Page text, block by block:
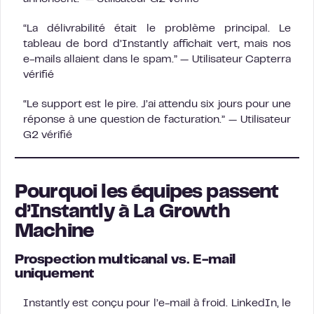
“La délivrabilité était le problème principal. Le
tableau de bord d’Instantly affichait vert, mais nos
e-mails allaient dans le spam.” — Utilisateur Capterra
vérifié
“Le support est le pire. J’ai attendu six jours pour une
réponse à une question de facturation.” — Utilisateur
G2 vérifié
Pourquoi les équipes passent
d’Instantly à La Growth
Machine
Prospection multicanal vs. E-mail
uniquement
Instantly est conçu pour l’e-mail à froid. LinkedIn, le